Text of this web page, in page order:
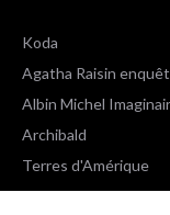
Koda
Agatha Raisin
Albin Michel
Archibald
Terres d'Amérique
Espaces Libres Poche